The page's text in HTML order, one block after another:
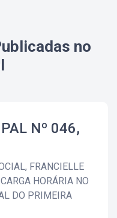
no
Nº 046,
FRANCIELLE
HORÁRIA NO
DO PRIMEIRA